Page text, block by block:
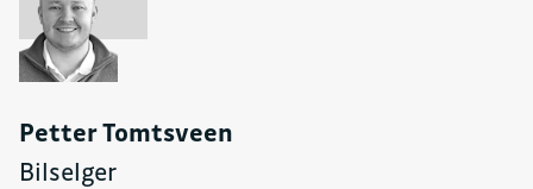
Petter Tomtsveen
Bilselger